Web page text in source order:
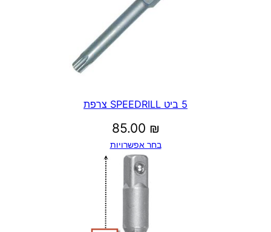
5 ביט SPEEDRILL צרפת
85.00 ₪
בחר אפשרויות